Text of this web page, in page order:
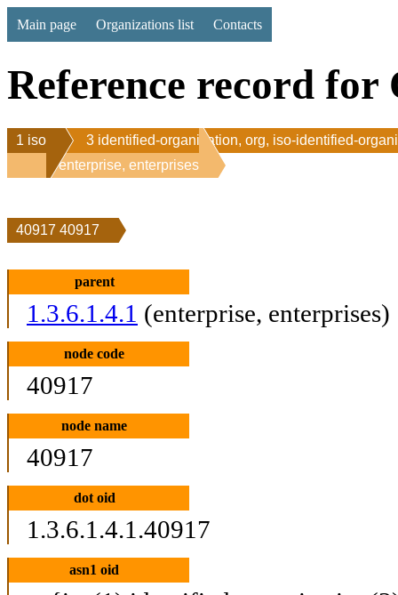
Main page Organizations list Contacts
Reference record for
1 iso
3 identified-organization, org, iso-identified-
1 enterprise, enterprises
40917 40917
parent
1.3.6.1.4.1 (enterprise, enterprises)
node code
40917
node name
40917
dot oid
1.3.6.1.4.1.40917
asn1 oid